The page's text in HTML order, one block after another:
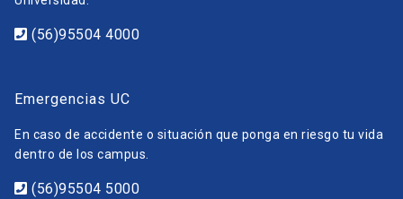
(56)95504 4000
Emergencias UC
En caso de accidente o situación que ponga en riesgo tu vida
dentro de los campus.
(56)95504 5000